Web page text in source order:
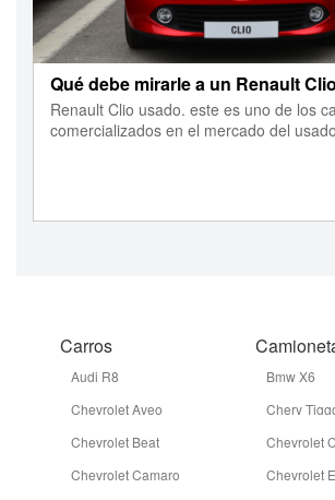
Qué debe mirarle a un Renault
Renault Clio usado. este es uno de los
comercializados en el mercado del
Carros
Audi R8
Chevrolet Aveo
Chevrolet Beat
Chevrolet Camaro
Bmw X6
Chery
Chevrolet
Chevrolet